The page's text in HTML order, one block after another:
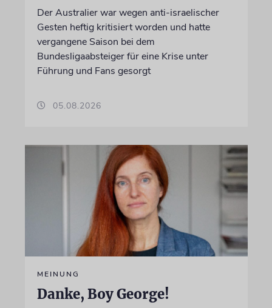
Der Australier war wegen anti-israelischer
Gesten heftig kritisiert worden und hatte
vergangene Saison bei dem
Bundesligaabsteiger für eine Krise unter
Führung und Fans gesorgt
05.08.2026
MEINUNG
Danke, Boy George!